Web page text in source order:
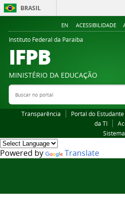
BRASIL
EN ACESSIBILIDADE
Instituto Federal da Paraiba
IFPB
MINISTÉRIO DA EDUCAÇÃO
Buscar no portal
Transparência Portal do Estudante
da TI
Powered by Translate